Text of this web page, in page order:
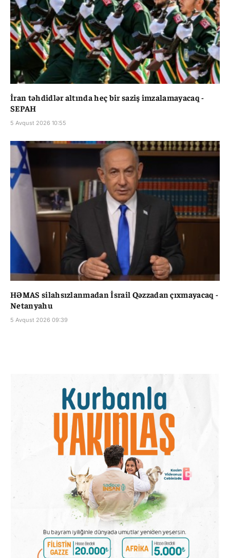
İran təhdidlər altında heç bir saziş imzalamayacaq -
SEPAH
5 Avqust 2026 10:55
HƏMAS silahsızlanmadan İsrail Qəzzadan çıxmayacaq -
Netanyahu
5 Avqust 2026 09:39